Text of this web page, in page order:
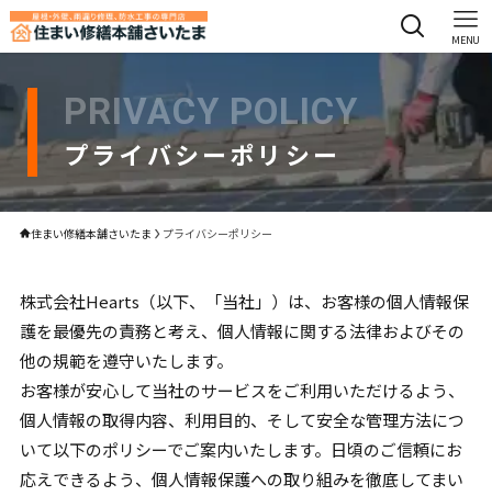
MENU
プライバシーポリシー
PRIVACY POLICY
住まい修繕本舗さいたま プライバシーポリシー
株式会社Hearts（以下、「当社」）は、お客様の個人情報保
護を最優先の責務と考え、個人情報に関する法律およびその
他の規範を遵守いたします。
お客様が安心して当社のサービスをご利用いただけるよう、
個人情報の取得内容、利用目的、そして安全な管理方法につ
いて以下のポリシーでご案内いたします。日頃のご信頼にお
応えできるよう、個人情報保護への取り組みを徹底してまい